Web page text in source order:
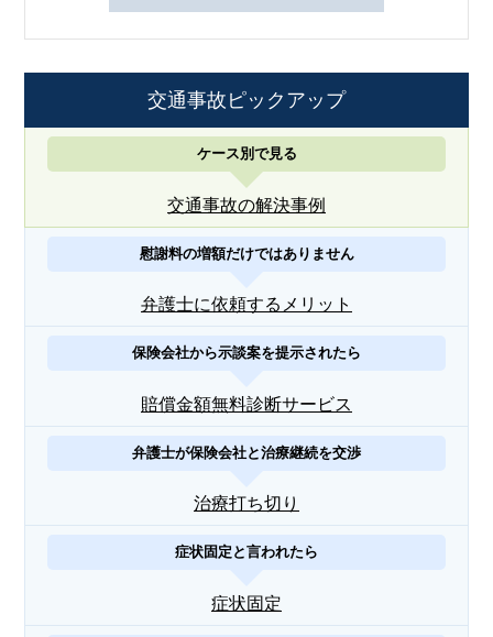
交通事故ピックアップ
ケース別で見る
交通事故の解決事例
慰謝料の増額だけではありません
弁護士に依頼するメリット
保険会社から示談案を提示されたら
賠償金額無料診断サービス
弁護士が保険会社と治療継続を交渉
治療打ち切り
症状固定と言われたら
症状固定